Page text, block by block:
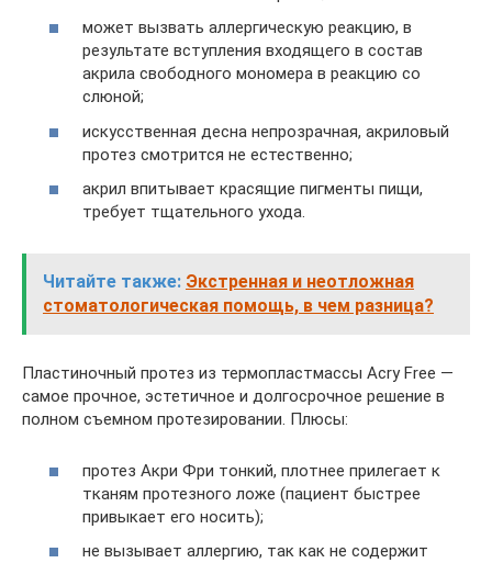
может вызвать аллергическую реакцию, в
результате вступления входящего в состав
акрила свободного мономера в реакцию со
слюной;
искусственная десна непрозрачная, акриловый
протез смотрится не естественно;
акрил впитывает красящие пигменты пищи,
требует тщательного ухода.
Читайте также: Экстренная и неотложная
стоматологическая помощь, в чем разница?
Пластиночный протез из термопластмассы Acry Free —
самое прочное, эстетичное и долгосрочное решение в
полном съемном протезировании. Плюсы:
протез Акри Фри тонкий, плотнее прилегает к
тканям протезного ложе (пациент быстрее
привыкает его носить);
не вызывает аллергию, так как не содержит